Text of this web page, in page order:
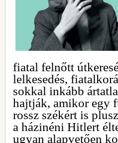
fiatal felnőtt
lelkesedés,
sokkal inkább
hajtják, amikor egy
rossz székért is
a házinéni Hitlert
ugyan alapvetően